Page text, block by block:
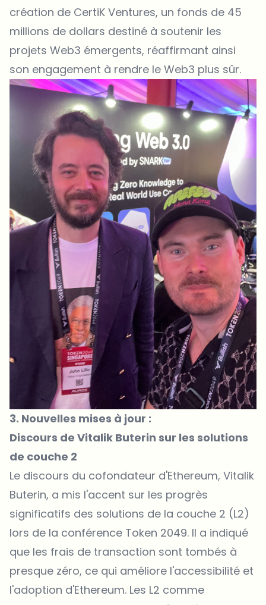
création de CertiK Ventures, un fonds de 45
millions de dollars destiné à soutenir les
projets Web3 émergents, réaffirmant ainsi
son engagement à rendre le Web3 plus sûr.
3. Nouvelles mises à jour :
Discours de Vitalik Buterin sur les solutions
de couche 2
Le discours du cofondateur d'Ethereum, Vitalik
Buterin, a mis l'accent sur les progrès
significatifs des solutions de la couche 2 (L2)
lors de la conférence Token 2049. Il a indiqué
que les frais de transaction sont tombés à
presque zéro, ce qui améliore l'accessibilité et
l'adoption d'Ethereum. Les L2 comme